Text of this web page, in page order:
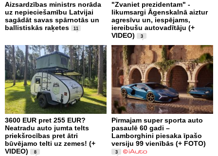
Aizsardzības ministrs norāda
uz nepieciešamību Latvijai
sagādāt savas spārnotās un
ballistiskās raķetes
11
"Zvaniet prezidentam" -
likumsargi Āgenskalnā aiztur
agresīvu un, iespējams,
iereibušu autovadītāju (+
VIDEO)
3
3600 EUR pret 255 EUR?
Neatradu auto jumta telts
priekšrocības pret ātri
būvējamo telti uz zemes! (+
VIDEO)
8
Pirmajam super sporta auto
pasaulē 60 gadi –
Lamborghini piesaka īpašo
versiju 99 vienībās (+ FOTO)
3